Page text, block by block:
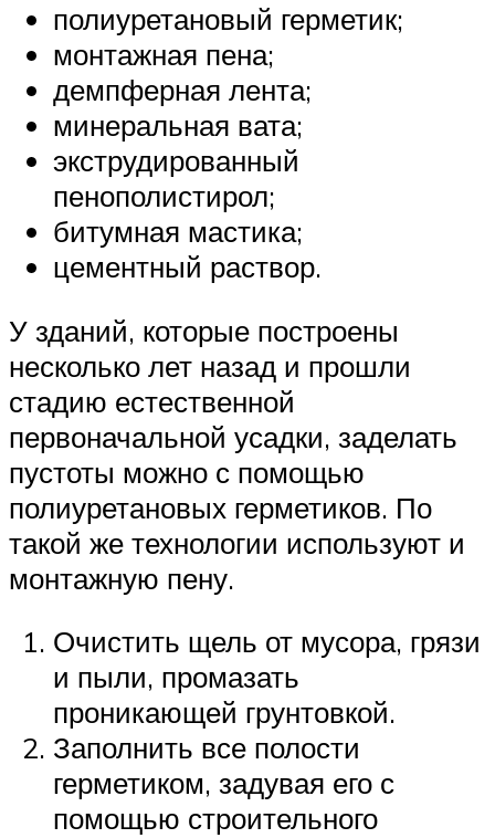
полиуретановый герметик;
монтажная пена;
демпферная лента;
минеральная вата;
экструдированный
пенополистирол;
битумная мастика;
цементный раствор.
У зданий, которые построены
несколько лет назад и прошли
стадию естественной
первоначальной усадки, заделать
пустоты можно с помощью
полиуретановых герметиков. По
такой же технологии используют и
монтажную пену.
Очистить щель от мусора, грязи
и пыли, промазать
проникающей грунтовкой.
Заполнить все полости
герметиком, задувая его с
помощью строительного